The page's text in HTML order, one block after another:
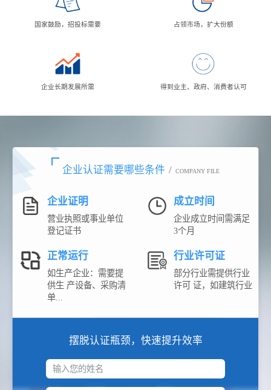
国家鼓励，招投标需要 占领市场，扩大份额
企业长期发展所需 得到业主、政府、消费者认可
企业认证需要哪些条件 / COMPANY FILE
企业证明
营业执照或事业单位
登记证书
成立时间
企业成立时间需满足
3个月
正常运行
如生产企业：需要提
供生 产设备、采购清
单...
行业许可证
部分行业需提供行业
许可 证，如建筑行业
摆脱认证瓶颈，快速提升效率
输入您的姓名